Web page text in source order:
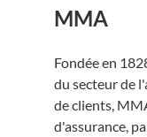
MMA
Fondée en
du secteur de
de clients,
d'assurance,